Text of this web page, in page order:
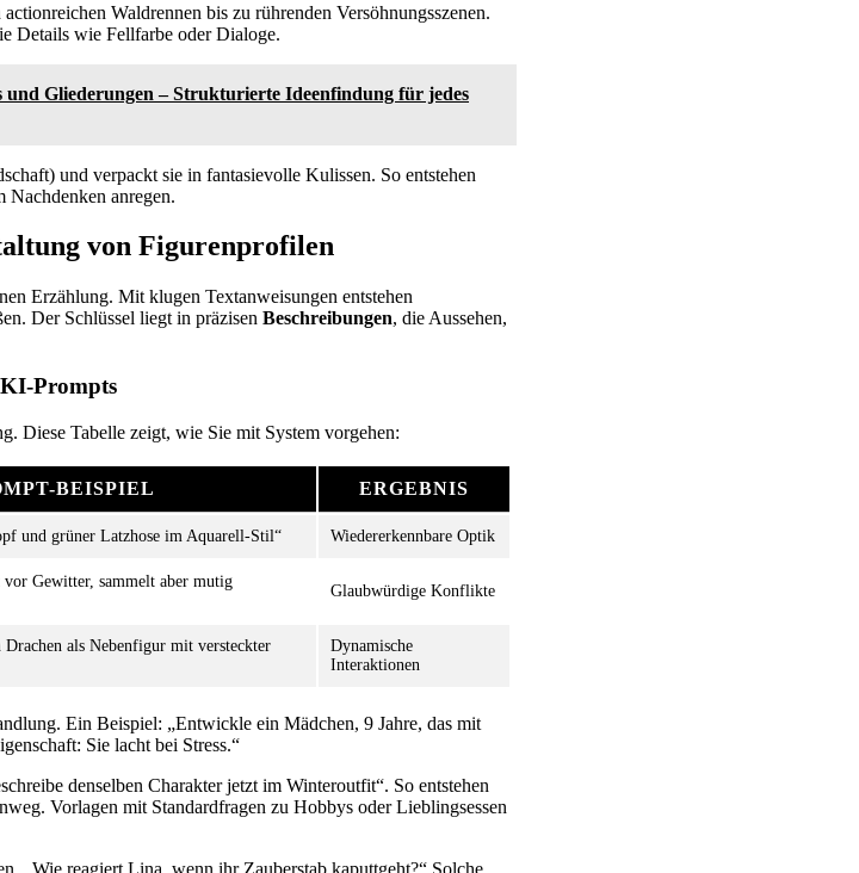
Waldrennen bis zu rührenden Versöhnungsszenen.
Details wie Fellfarbe oder Dialoge.
Gliederungen – Strukturierte Ideenfindung für jedes
und verpackt sie in fantasievolle Kulissen. So entstehen
Nachdenken anregen.
von Figurenprofilen
Erzählung. Mit klugen Textanweisungen entstehen
Der Schlüssel liegt in präzisen Beschreibungen, die Aussehen,
Prompts
Diese Tabelle zeigt, wie Sie mit System vorgehen:
BEISPIEL ERGEBNIS
und grüner Latzhose im Aquarell-Stil“ Wiedererkennbare Optik
vor Gewitter, sammelt aber mutig
Glaubwürdige Konflikte
Drachen als Nebenfigur mit versteckter
Dynamische
Interaktionen
Ein Beispiel: „Entwickle ein Mädchen, 9 Jahre, das mit
Sie lacht bei Stress.“
denselben Charakter jetzt im Winteroutfit“. So entstehen
Vorlagen mit Standardfragen zu Hobbys oder Lieblingsessen
„Wie reagiert Lina, wenn ihr Zauberstab kaputtgeht?“ Solche